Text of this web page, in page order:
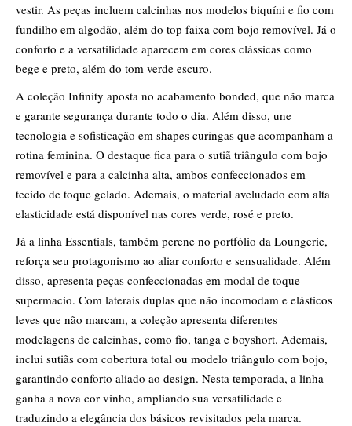
vestir. As peças incluem calcinhas nos modelos biquíni e fio com
fundilho em algodão, além do top faixa com bojo removível. Já o
conforto e a versatilidade aparecem em cores clássicas como
bege e preto, além do tom verde escuro.
A coleção Infinity aposta no acabamento bonded, que não marca
e garante segurança durante todo o dia. Além disso, une
tecnologia e sofisticação em shapes curingas que acompanham a
rotina feminina. O destaque fica para o sutiã triângulo com bojo
removível e para a calcinha alta, ambos confeccionados em
tecido de toque gelado. Ademais, o material aveludado com alta
elasticidade está disponível nas cores verde, rosé e preto.
Já a linha Essentials, também perene no portfólio da Loungerie,
reforça seu protagonismo ao aliar conforto e sensualidade. Além
disso, apresenta peças confeccionadas em modal de toque
supermacio. Com laterais duplas que não incomodam e elásticos
leves que não marcam, a coleção apresenta diferentes
modelagens de calcinhas, como fio, tanga e boyshort. Ademais,
inclui sutiãs com cobertura total ou modelo triângulo com bojo,
garantindo conforto aliado ao design. Nesta temporada, a linha
ganha a nova cor vinho, ampliando sua versatilidade e
traduzindo a elegância dos básicos revisitados pela marca.